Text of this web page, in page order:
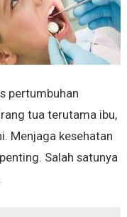
pertumbuhan
tua terutama ibu,
Menjaga kesehatan
Salah satunya